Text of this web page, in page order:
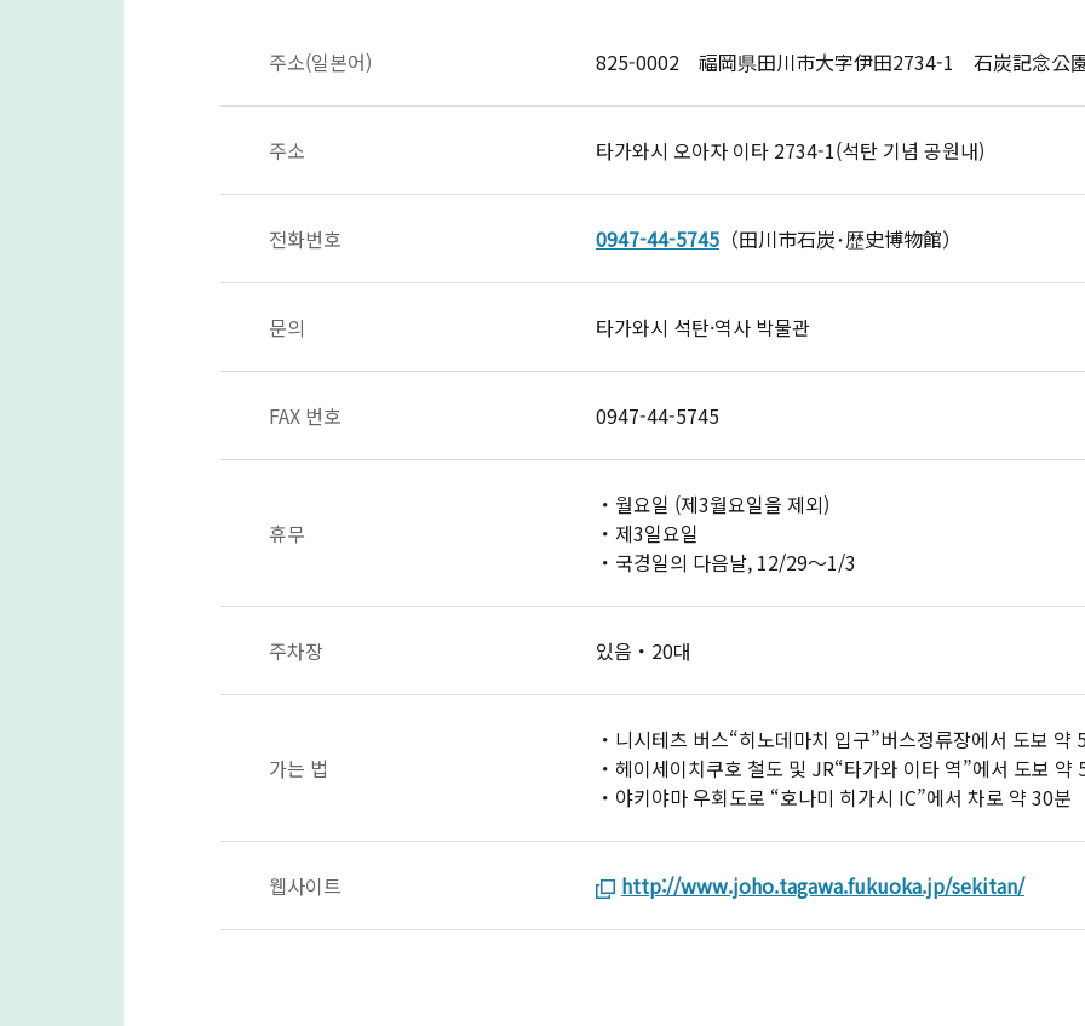
주소(일본어) 825-0002 福岡県田川市大字伊田2734-1 石炭記念公
주소 타가와시 오아자 이타 2734-1(석탄 기념 공원내)
전화번호 0947-44-5745 （田川市石炭･歴史博物館）
문의 타가와시 석탄·역사 박물관
FAX 번호 0947-44-5745
휴무
・월요일 (제3월요일을 제외)
・제3일요일
・국경일의 다음날, 12/29〜1/3
주차장 있음・20대
가는 법
・니시테츠 버스“히노데마치 입구”버스정류장에서 도보 약
・헤이세이치쿠호 철도 및 JR“타가와 이타 역”에서 도보 약
・야키야마 우회도로 “호나미 히가시 IC”에서 차로 약 30분
웹사이트 http://www.joho.tagawa.fukuoka.jp/sekitan/